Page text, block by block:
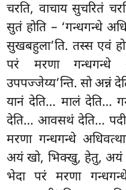
चरति, वाचाय सुचरितं
सुतं होति – ‘गन्धगन्धे
सुखबहुला’ति. तस्स एवं
परं मरणा गन्धगन्धे
उपपज्जेय्य’न्ति. सो अन्नं
यानं देति… मालं देति…
देति… आवसथं देति…
मरणा गन्धगन्धे
अयं खो, भिक्खु, हेतु, अयं
भेदा परं मरणा